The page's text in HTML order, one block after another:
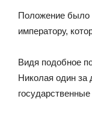
Положение было
императору,
Видя подобное
Николая один за